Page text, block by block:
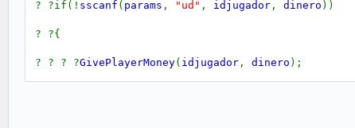
? ?if(! sscanf ( params , "ud" , idjugador , dinero ))
? ?{
? ? ? ?GivePlayerMoney( idjugador , dinero );